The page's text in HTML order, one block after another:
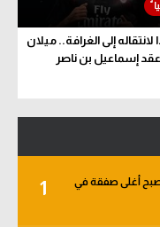
لانتقاله إلى الغرافة.. ميلان
إسماعيل بن ناصر
1
أغلى صفقة في